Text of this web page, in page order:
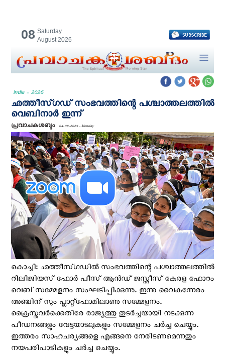
08 Saturday
August 2026
India - 2026
ഛത്തീസ്‌ഗഡ് സംഭവത്തിന്റെ പശ്ചാത്തലത്തിൽ
വെബിനാര്‍ ഇന്ന്
പ്രവാചകശബ്ദം 04-08-2025 - Monday
കൊച്ചി: ഛത്തീസ്‌ഗഡിൽ സംഭവത്തിന്റെ പശ്ചാത്തലത്തിൽ
റിലീജിയസ് ഫോർ പീസ് ആൻഡ് ജസ്റ്റീസ് കേരള ഫോറം
വെബ് സമ്മേളനം സംഘടിപ്പിക്കുന്നു. ഇന്നു വൈകുന്നേരം
അഞ്ചിന് സും പ്ലാറ്റ്ഫോമിലാണു സമ്മേളനം.
ക്രൈസ്തവർക്കെതിരേ രാജ്യത്തു തുടർച്ചയായി നടക്കുന്ന
പീഡനങ്ങളും വേട്ടയാടലുകളും സമ്മേളനം ചർച്ച ചെയ്യും.
ഇത്തരം സാഹചര്യങ്ങളെ എങ്ങനെ നേരിടണമെന്നതും
നയപരിപാടികളും ചർച്ച ചെയ്യും.